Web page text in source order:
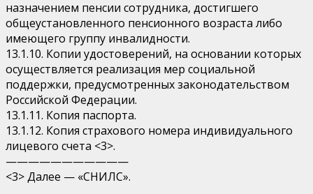
назначением пенсии сотрудника, достигшего
общеустановленного пенсионного возраста либо
имеющего группу инвалидности.
13.1.10. Копии удостоверений, на основании которых
осуществляется реализация мер социальной
поддержки, предусмотренных законодательством
Российской Федерации.
13.1.11. Копия паспорта.
13.1.12. Копия страхового номера индивидуального
лицевого счета <3>.
———————————
<3> Далее — «СНИЛС».